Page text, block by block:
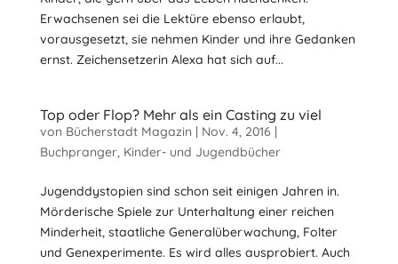
Erwachsenen sei die Lektüre ebenso erlaubt,
vorausgesetzt, sie nehmen Kinder und ihre Gedanken
ernst. Zeichensetzerin Alexa hat sich auf...
Top oder Flop? Mehr als ein Casting zu viel
von Bücherstadt Magazin | Nov. 4, 2016 |
Buchpranger, Kinder- und Jugendbücher
Jugenddystopien sind schon seit einigen Jahren in.
Mörderische Spiele zur Unterhaltung einer reichen
Minderheit, staatliche Generalüberwachung, Folter
und Genexperimente. Es wird alles ausprobiert. Auch